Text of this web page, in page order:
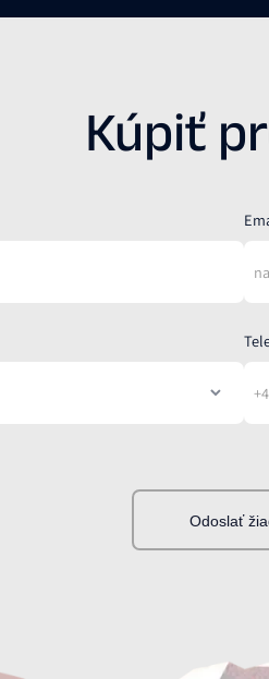
Kúpiť